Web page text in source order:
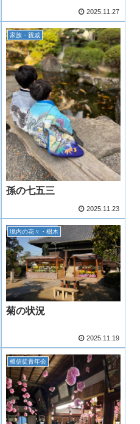
2025.11.27
家族・親戚
孫の七五三
2025.11.23
境内の花々・樹木
菊の状況
2025.11.19
檀信徒青年会